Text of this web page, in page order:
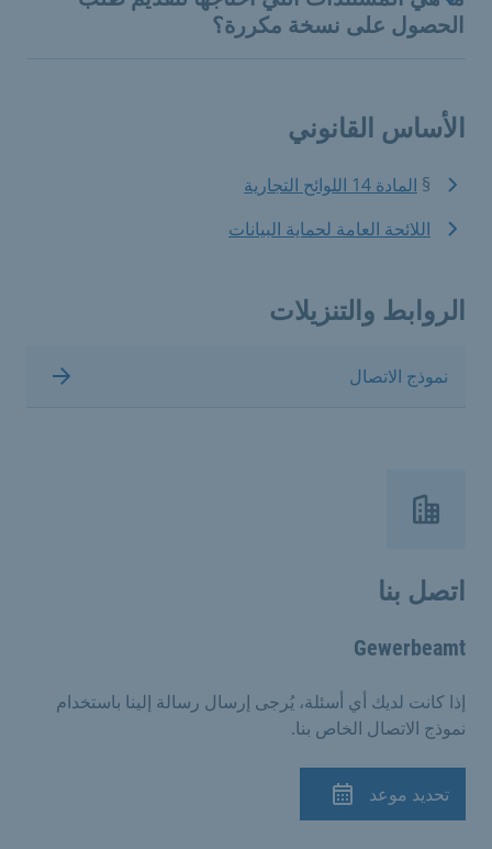
الحصول على نسخة مكررة؟
الأساس القانوني
§ المادة 14 اللوائح التجارية
اللائحة العامة لحماية البيانات
الروابط والتنزيلات
نموذج الاتصال
اتصل بنا
Gewerbeamt
إذا كانت لديك أي أسئلة، يُرجى إرسال رسالة إلينا باستخدام
نموذج الاتصال الخاص بنا.
الموعد
تحديد موعد